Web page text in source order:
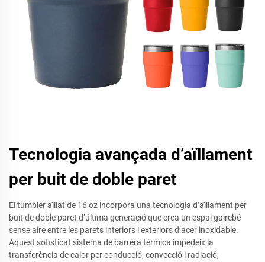
Tecnologia avançada d’aïllament
per buit de doble paret
El tumbler aïllat de 16 oz incorpora una tecnologia d’aïllament per
buit de doble paret d’última generació que crea un espai gairebé
sense aire entre les parets interiors i exteriors d’acer inoxidable.
Aquest sofisticat sistema de barrera tèrmica impedeix la
transferència de calor per conducció, convecció i radiació,